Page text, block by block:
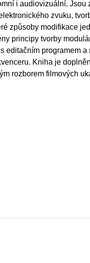
i audiovizuální. Jsou
zvuku,
způsoby modifikace
principy tvorby
editačním programem a
Kniha je
rozborem filmových